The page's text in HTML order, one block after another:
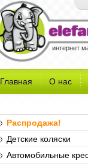
интернет
Главная О нас
Распродажа!
Детские коляски
Автомобильные